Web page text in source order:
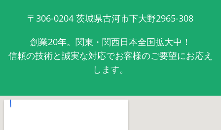
〒306-0204 茨城県古河市下大野2965-308
創業20年。関東・関西日本全国拡大中！
信頼の技術と誠実な対応でお客様のご要望にお応え
します。